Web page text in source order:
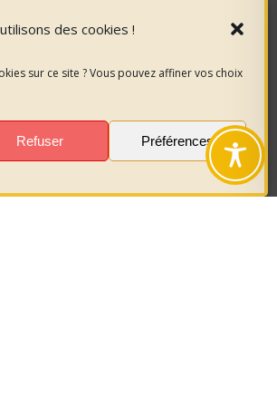
des cookies !
sur ce site ? Vous pouvez affiner vos choix
Refuser Préférences